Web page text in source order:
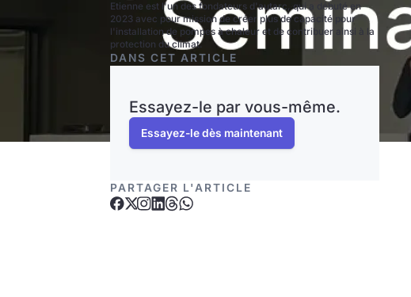
Etienne est l'un des fondateurs d'autarc, qui a débuté en
2023 avec pour mission de créer plus de capacité pour
l'installation de pompes à chaleur et de contribuer ainsi à la
protection du climat.
DANS CET ARTICLE
Essayez-le par vous-même.
Essayez-le dès maintenant
PARTAGER L'ARTICLE